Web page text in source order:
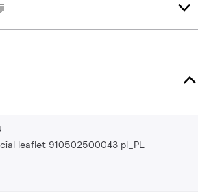
leaflet 910502500043 pl_PL